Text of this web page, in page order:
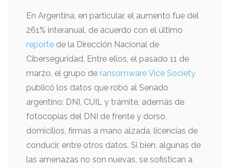
En Argentina, en particular, el aumento fue del
261% interanual, de acuerdo con el último
reporte de la Dirección Nacional de
Ciberseguridad. Entre ellos, el pasado 11 de
marzo, el grupo de ransomware Vice Society
publicó los datos que robó al Senado
argentino: DNI, CUIL y trámite, además de
fotocopias del DNI de frente y dorso,
domicilios, firmas a mano alzada, licencias de
conducir, entre otros datos. Si bien, algunas de
las amenazas no son nuevas, se sofistican a